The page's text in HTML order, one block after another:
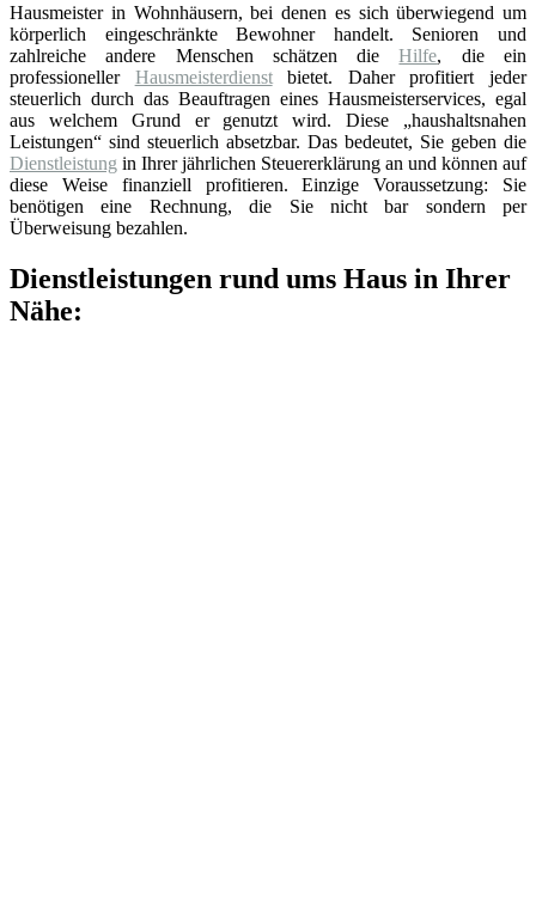
Hausmeister in Wohnhäusern, bei denen es sich überwiegend um
körperlich eingeschränkte Bewohner handelt. Senioren und
zahlreiche andere Menschen schätzen dieHilfe, die ein
professioneller Hausmeisterdienstbietet. Daher profitiert jeder
steuerlich durch das Beauftragen eines Hausmeisterservices, egal
aus welchem Grund er genutzt wird. Diese „haushaltsnahen
Leistungen“ sind steuerlich absetzbar. Das bedeutet, Sie geben die
Dienstleistung in Ihrer jährlichen Steuererklärung an und können auf
diese Weise finanziell profitieren. Einzige Voraussetzung: Sie
benötigen eine Rechnung, die Sie nicht bar sondern per
Überweisung bezahlen.
Dienstleistungen rund ums Haus in Ihrer
Nähe: